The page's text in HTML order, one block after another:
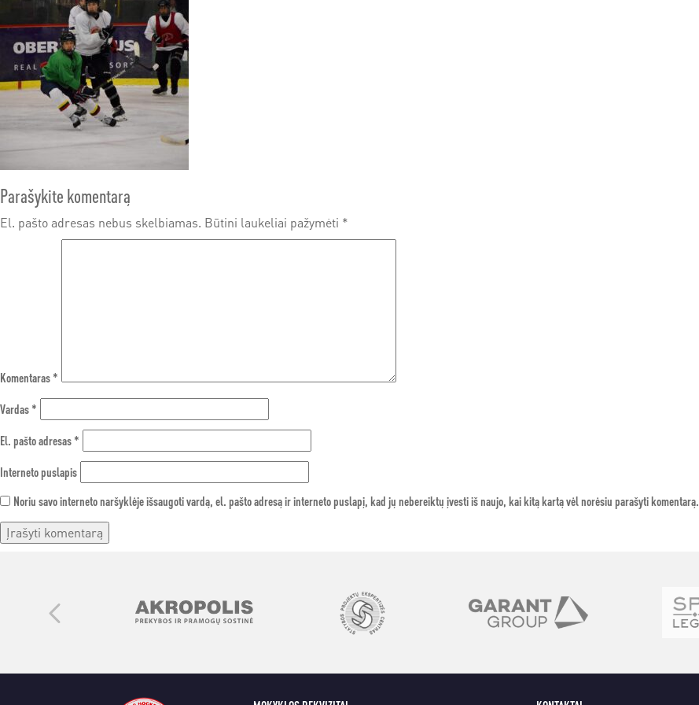
Parašykite komentarą
El. pašto adresas nebus skelbiamas. Būtini laukeliai pažymėti *
Komentaras*
Vardas*
El. pašto adresas*
Interneto puslapis
Noriu savo interneto naršyklėje išsaugoti vardą, el. pašto adresą ir interneto puslapį, kad jų nebereiktų įvesti iš naujo, kai kitą kartą vėl norėsiu parašyti komentarą.